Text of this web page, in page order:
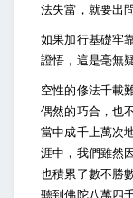
法失當，就要出
如果加行基礎牢
證悟，這是毫無
空性的修法千載
偶然的巧合，也
當中成千上萬次
涯中，我們雖然
也積累了數不勝
聽到佛陀八萬四